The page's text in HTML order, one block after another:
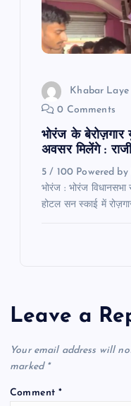
Khabar Laye
0 Comments
भोरंज के बेरोज़गार
अवसर मिलेंगे :
5 / 100 Powered
भोरंज : भोरंज
होटल सन स्काई में
Leave a
Your email address will
marked *
Comment*